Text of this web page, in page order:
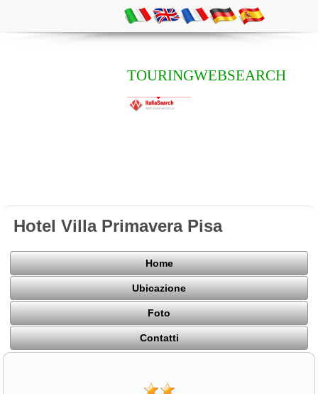
TOURINGWEBSEARCH
Hotel Villa Primavera Pisa
Home
Ubicazione
Foto
Contatti